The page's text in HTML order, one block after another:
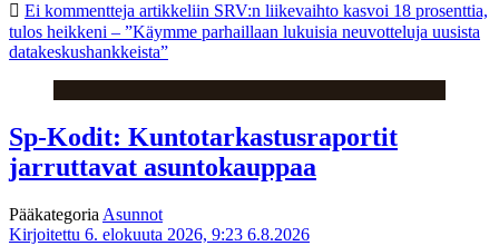
Ei kommentteja artikkeliin SRV:n liikevaihto kasvoi 18 prosenttia,
tulos heikkeni – ”Käymme parhaillaan lukuisia neuvotteluja uusista
datakeskushankkeista”
Sp-Kodit: Kuntotarkastusraportit
jarruttavat asuntokauppaa
Pääkategoria Asunnot
Kirjoitettu 6. elokuuta 2026, 9:23 6.8.2026